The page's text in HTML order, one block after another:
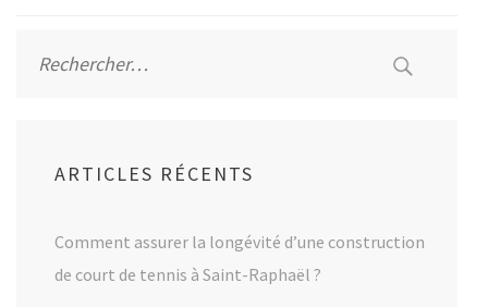
ARTICLES RÉCENTS
Comment assurer la longévité d’une construction
de court de tennis à Saint-Raphaël ?